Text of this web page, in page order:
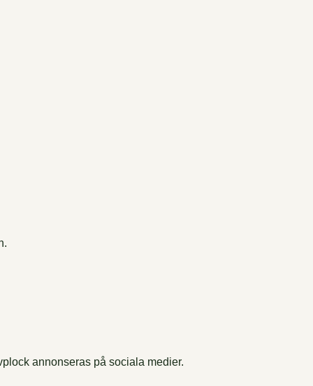
annonseras på sociala medier.